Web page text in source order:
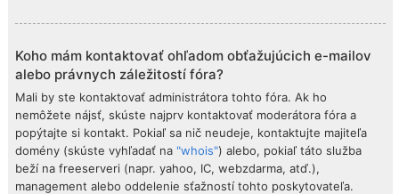
Koho mám kontaktovať ohľadom obťažujúcich e-mailov
alebo právnych záležitostí fóra?
Mali by ste kontaktovať administrátora tohto fóra. Ak ho
nemôžete nájsť, skúste najprv kontaktovať moderátora fóra a
popýtajte si kontakt. Pokiaľ sa nič neudeje, kontaktujte majiteľa
domény (skúste vyhľadať na "whois") alebo, pokiaľ táto služba
beží na freeserveri (napr. yahoo, IC, webzdarma, atď.),
management alebo oddelenie sťažností tohto poskytovateľa.